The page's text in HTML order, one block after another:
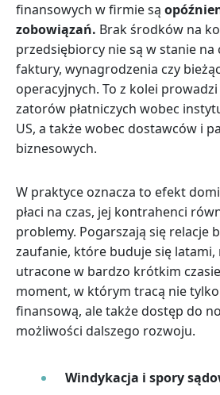
finansowych w firmie są
zobowiązań. Brak środków na
przedsiębiorcy nie są w stanie na
faktury, wynagrodzenia czy
operacyjnych. To z kolei
zatorów płatniczych wobec
US, a także wobec dostawców i
biznesowych.
W praktyce oznacza to efekt
płaci na czas, jej kontrahenci
problemy. Pogarszają się relacje
zaufanie, które buduje się latami,
utracone w bardzo krótkim
moment, w którym tracą nie
finansową, ale także dostęp do
możliwości dalszego rozwoju.
Windykacja i spory